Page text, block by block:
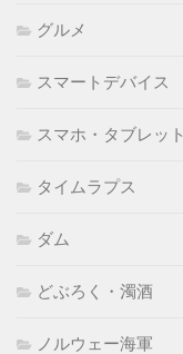
グルメ
スマートデバイス
スマホ・タブレット
タイムラプス
ダム
どぶろく・濁酒
ノルウェー海軍